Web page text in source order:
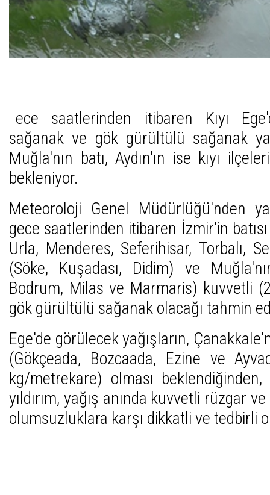
ece saatlerinden itibaren Kıyı
sağanak ve gök gürültülü sağanak
Muğla'nın batı, Aydın'ın ise kıyı
bekleniyor.
Meteoroloji Genel Müdürlüğü'nden
gece saatlerinden itibaren İzmir'in
Urla, Menderes, Seferihisar, Torbalı,
(Söke, Kuşadası, Didim) ve
Bodrum, Milas ve Marmaris) kuvvetli
gök gürültülü sağanak olacağı tahmin
Ege'de görülecek yağışların,
(Gökçeada, Bozcaada, Ezine ve
kg/metrekare) olması
yıldırım, yağış anında kuvvetli rüzgar
olumsuzluklara karşı dikkatli ve tedbirli